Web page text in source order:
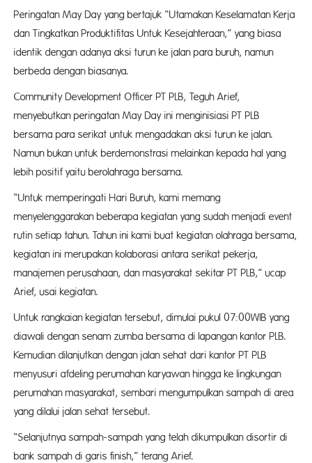
Peringatan May Day yang bertajuk “Utamakan Keselamatan Kerja
dan Tingkatkan Produktifitas Untuk Kesejahteraan,” yang biasa
identik dengan adanya aksi turun ke jalan para buruh, namun
berbeda dengan biasanya.
Community Development Officer PT PLB, Teguh Arief,
menyebutkan peringatan May Day ini menginisiasi PT PLB
bersama para serikat untuk mengadakan aksi turun ke jalan.
Namun bukan untuk berdemonstrasi melainkan kepada hal yang
lebih positif yaitu berolahraga bersama.
“Untuk memperingati Hari Buruh, kami memang
menyelenggarakan beberapa kegiatan yang sudah menjadi event
rutin setiap tahun. Tahun ini kami buat kegiatan olahraga bersama,
kegiatan ini merupakan kolaborasi antara serikat pekerja,
manajemen perusahaan, dan masyarakat sekitar PT PLB,” ucap
Arief, usai kegiatan.
Untuk rangkaian kegiatan tersebut, dimulai pukul 07:00WIB yang
diawali dengan senam zumba bersama di lapangan kantor PLB.
Kemudian dilanjutkan dengan jalan sehat dari kantor PT PLB
menyusuri afdeling perumahan karyawan hingga ke lingkungan
perumahan masyarakat, sembari mengumpulkan sampah di area
yang dilalui jalan sehat tersebut.
“Selanjutnya sampah-sampah yang telah dikumpulkan disortir di
bank sampah di garis finish,” terang Arief.